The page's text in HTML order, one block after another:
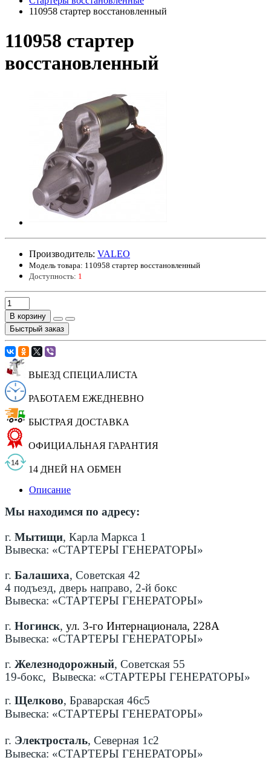
110958 стартер восстановленный
110958 стартер
восстановленный
Производитель: VALEO
Модель товара: 110958 стартер восстановленный
Доступность: 1
В корзину
Быстрый заказ
ВЫЕЗД СПЕЦИАЛИСТА
РАБОТАЕМ ЕЖЕДНЕВНО
БЫСТРАЯ ДОСТАВКА
ОФИЦИАЛЬНАЯ ГАРАНТИЯ
14 ДНЕЙ НА ОБМЕН
Описание
Мы находимся по адресу:
г. Мытищи, Карла Маркса 1
Вывеска: «СТАРТЕРЫ ГЕНЕРАТОРЫ»
г. Балашиха, Советская 42
4 подъезд, дверь направо, 2-й бокс
Вывеска: «СТАРТЕРЫ ГЕНЕРАТОРЫ»
г. Ногинск, ул. 3-го Интернационала, 228А
Вывеска: «СТАРТЕРЫ ГЕНЕРАТОРЫ»
г. Железнодорожный, Советская 55
19-бокс, Вывеска: «СТАРТЕРЫ ГЕНЕРАТОРЫ»
г. Щелково, Браварская 46с5
Вывеска: «СТАРТЕРЫ ГЕНЕРАТОРЫ»
г. Электросталь, Северная 1с2
Вывеска: «СТАРТЕРЫ ГЕНЕРАТОРЫ»